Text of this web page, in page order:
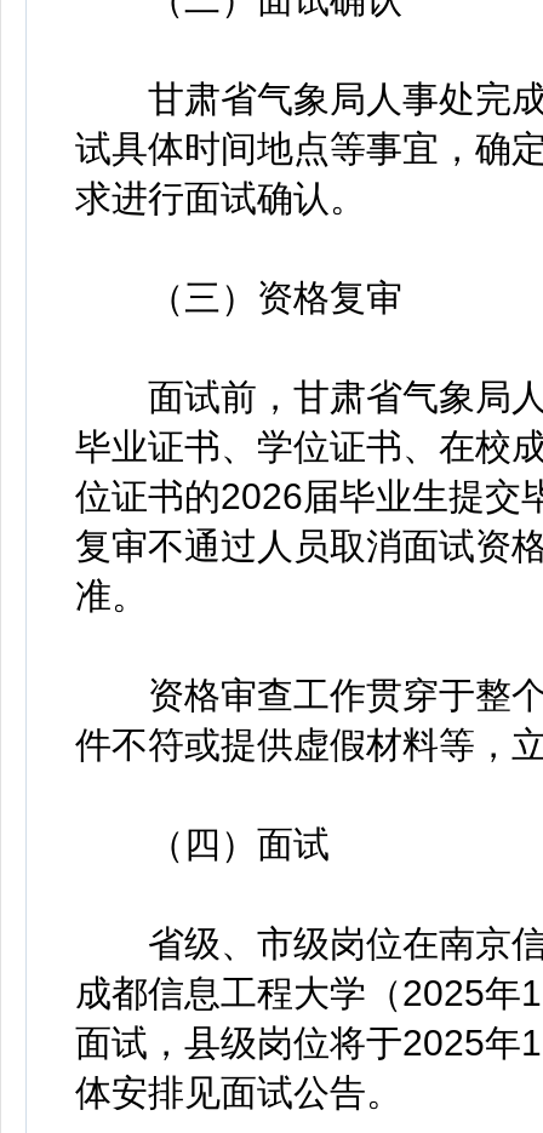
甘肃省气象局人事处完成
试具体时间地点等事宜，确
求进行面试确认。
（三）资格复审
面试前，甘肃省气象局人
毕业证书、学位证书、在校
位证书的2026届毕业生提交
复审不通过人员取消面试资
准。
资格审查工作贯穿于整个
件不符或提供虚假材料等，
（四）面试
省级、市级岗位在南京信
成都信息工程大学（2025年
面试，县级岗位将于2025年
体安排见面试公告。